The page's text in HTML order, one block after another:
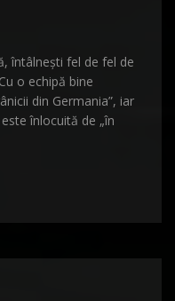
întâlnești fel de fel de
o echipă bine
din Germania”, iar
înlocuită de „în